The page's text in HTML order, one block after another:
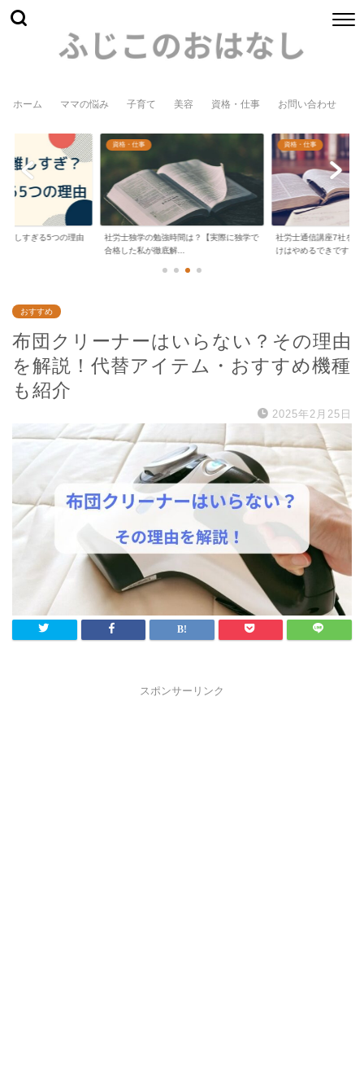
ホーム ママの悩み 子育て 美容 資格・仕事 お問い合わせ
難しすぎる5つの理由
資格・仕事
社労士独学の勉強時間は？【実際に独学で
合格した私が徹底解...
資格・仕事
社労士通信講座7社を
けはやめるできです...
おすすめ
布団クリーナーはいらない？その理由
を解説！代替アイテム・おすすめ機種
も紹介
2025年2月25日
スポンサーリンク